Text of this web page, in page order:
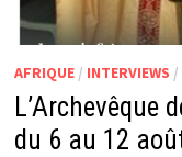
AFRIQUE/ INTERVIEWS /
L’Archevêque
du 6 au 12